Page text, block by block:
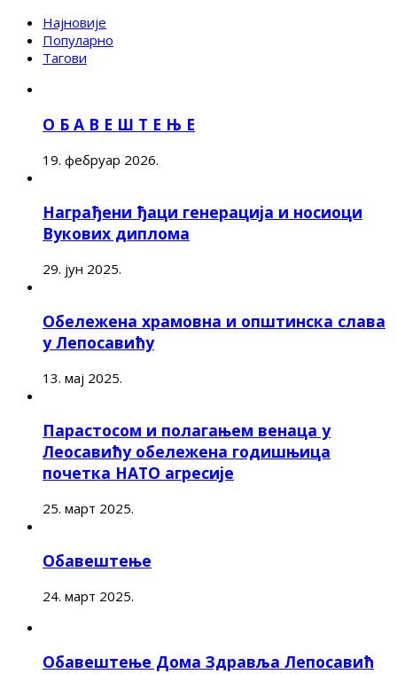
Најновије
Популарно
Тагови
О Б А В Е Ш Т Е Њ Е
19. фебруар 2026.
Награђени ђаци генерација и носиоци
Вукових диплома
29. јун 2025.
Обележена храмовна и општинска слава
у Лепосавићу
13. мај 2025.
Парастосом и полагањем венаца у
Леосавићу обележена годишњица
почетка НАТО агресије
25. март 2025.
Обавештење
24. март 2025.
Обавештење Дома Здравља Лепосавић